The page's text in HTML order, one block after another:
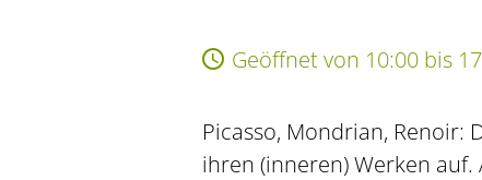
Geöffnet von 10:00 bis
Picasso, Mondrian, Renoir:
ihren (inneren) Werken